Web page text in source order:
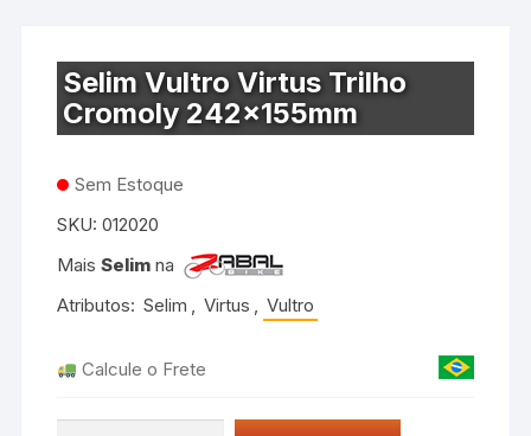
Selim Vultro Virtus Trilho
Cromoly 242x155mm
Sem Estoque
SKU:012020
MaisSelim na
Atributos: Selim , Virtus , Vultro
Calcule o Frete